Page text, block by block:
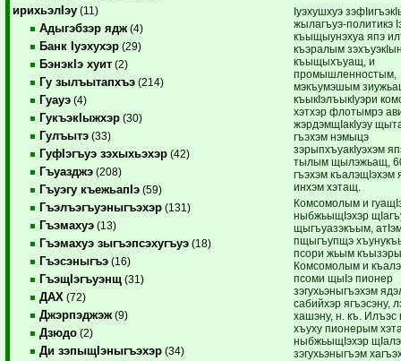
ирихьэлIэу (11)
Адыгэбзэр ядж (4)
Банк Iуэхухэр (29)
БэнэкIэ хуит (2)
Гу зылъытапхъэ (214)
Гуауэ (4)
ГукъэкIыжхэр (30)
Гулъытэ (33)
ГуфIэгъуэ зэхыхьэхэр (42)
Гъуазджэ (208)
Гъуэгу къежьапIэ (59)
Гъэлъэгъуэныгъэхэр (131)
Гъэмахуэ (13)
Гъэмахуэ зыгъэпсэхугъуэ (18)
Гъэсэныгъэ (16)
ГъэщIэгъуэнщ (31)
ДАХ (72)
Джэрпэджэж (9)
Дзюдо (2)
Ди зэпыщIэныгъэхэр (34)
Iуэхушхуэ
жылагъуэ-политикэ
къыщыунэхуа япэ
къэралым
къыщыхъуащ, и
промышленностым,
мэкъумэшым
къыкIэлъыкIуэри
хэтхэр флотымрэ
жэрдэмщIакIуэу
гъэхэм нэмыцэ
зэрыпхъуакIуэхэм
тылым щылэжьащ,
гъэхэм къалэщIэхэм
инхэм хэтащ.
Комсомолым и
ныбжьыщIэхэр
щыгъуазэкъым,
пщыгъупщэ
псори жьым
Комсомолым и
псоми щыIэ пионер
зэгухьэныгъэхэм
сабийхэр ягъэсэну,
хашэну, н. къ. Илъэс
хъуху пионерым
ныбжьыщIэхэр
зэгухьэныгъэм